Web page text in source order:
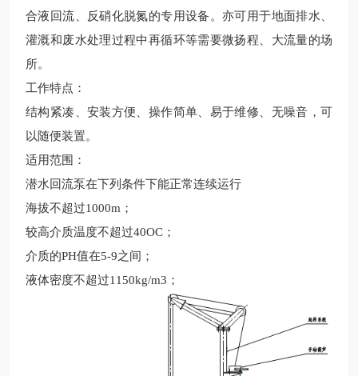
合液回流、反硝化脱氮的专用设备。亦可用于地面排水、
灌溉和废水处理过程中再循环等需要微扬程、大流量的场
所。
工作特点 ：
结构紧凑、安装方便、操作简单、易于维修、无噪音，可
以随便装置。
适用范围 ：
潜水回流泵在下列条件下能正常连续运行
海拔不超过1000m；
较高介质温度不超过40OC；
介质的PH值在5-9之间；
液体密度不超过1150kg/m3；